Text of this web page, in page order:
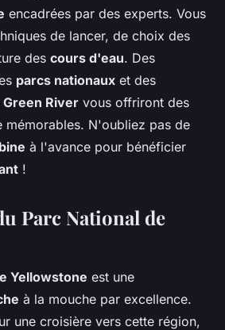
encadrées par des experts. Vous
de lancer, de choix des
des cours d'eau. Des
parcs nationaux et des
Green River vous offriront des
mémorables. N'oubliez pas de
à l'avance pour bénéficier
!
Parc National de
Yellowstone est une
à la mouche par excellence.
une croisière vers cette région,